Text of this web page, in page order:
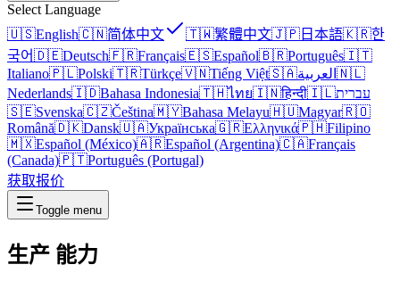
Select Language
🇺🇸English🇨🇳简体中文 🇹🇼繁體中文🇯🇵 日本語🇰🇷한
국어🇩🇪Deutsch🇫🇷Français🇪🇸Español🇧🇷Português🇮🇹
Italiano🇵🇱Polski🇹🇷Türkçe🇻🇳Tiếng Việt🇸🇦العربية 🇳🇱
Nederlands🇮🇩Bahasa Indonesia🇹🇭ไทย🇮🇳हिन्दी🇮🇱עברית
🇸🇪Svenska🇨🇿Čeština🇲🇾Bahasa Melayu🇭🇺Magyar🇷🇴
Română🇩🇰Dansk🇺🇦Українська🇬🇷Ελληνικά🇵🇭Filipino
🇲🇽Español (México)🇦🇷Español (Argentina)🇨🇦Français
(Canada)🇵🇹Português (Portugal)
获取报价
Toggle menu
生产 能力